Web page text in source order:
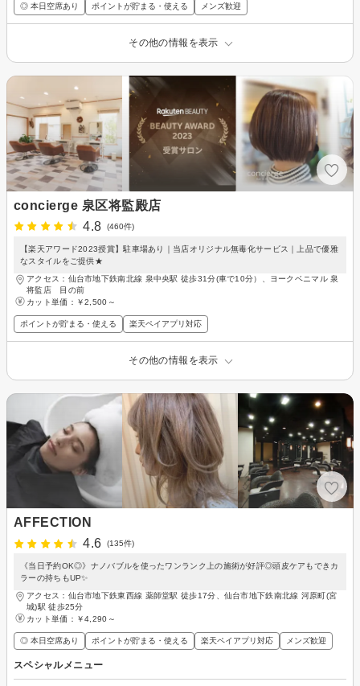
◎ 本日空席あり ポイントが貯まる・使える メンズ歓迎
その他の情報を表示
concierge 泉区将監殿店
4.8
(460件)
【楽天アワード2023授賞】駐車場あり｜当店オリジナル無毒化サービス｜上品で優雅
なスタイルをご提供★
アクセス：仙台市地下鉄南北線 泉中央駅 徒歩31分(車で10分）、ヨークベニマル 泉
将監店 目の前
カット単価： ￥2,500～
ポイントが貯まる・使える 楽天ペイアプリ対応
その他の情報を表示
AFFECTION
4.6
(135件)
《当日予約OK◎》ナノバブルを使ったワンランク上の施術が好評◎頭皮ケアもできカ
ラーの持ちもUP✨
アクセス：仙台市地下鉄東西線 薬師堂駅 徒歩17分、仙台市地下鉄南北線 河原町(宮
城)駅 徒歩25分
カット単価： ￥4,290～
◎ 本日空席あり ポイントが貯まる・使える 楽天ペイアプリ対応 メンズ歓迎
スペシャルメニュー